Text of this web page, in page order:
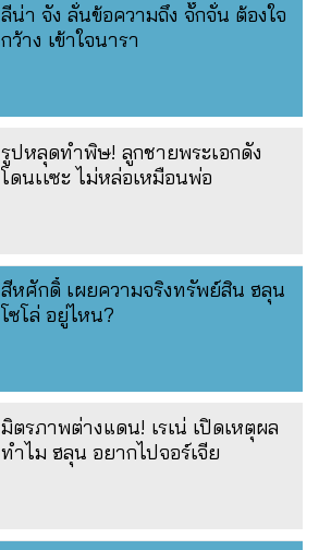
ลีน่า จัง ลั่นข้อความถึง จั๊กจั่น ต้องใจ
กว้าง เข้าใจนารา
รูปหลุดทำพิษ! ลูกชายพระเอกดัง
โดนเเซะ ไม่หล่อเหมือนพ่อ
สีหศักดิ์ เผยความจริงทรัพย์สิน ฮลุน
โซโล่ อยู่ไหน?
มิตรภาพต่างแดน! เรเน่ เปิดเหตุผล
ทำไม ฮลุน อยากไปจอร์เจีย